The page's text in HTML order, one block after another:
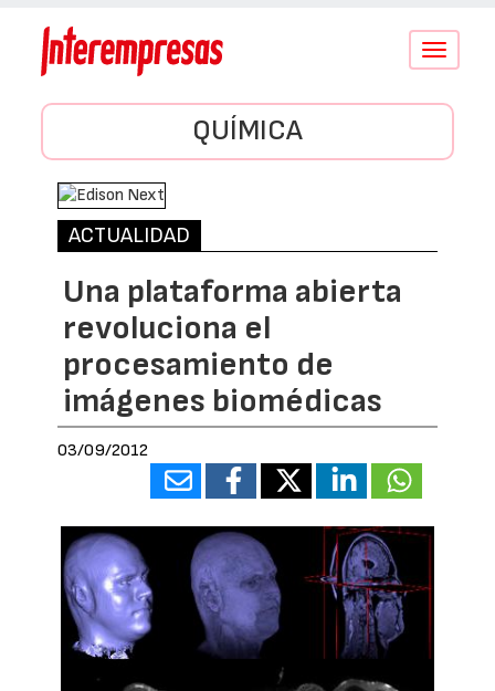
Conmutar
QUÍMICA
ACTUALIDAD
Una plataforma abierta
revoluciona el
procesamiento de
imágenes biomédicas
03/09/2012